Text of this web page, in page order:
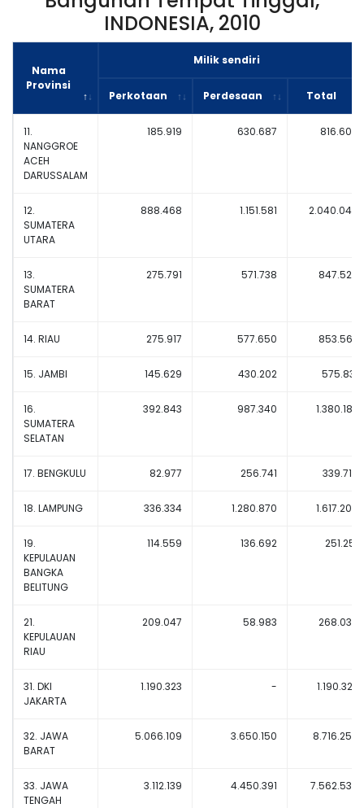
INDONESIA, 2010
Nama
Provinsi
Milik sendiri
Perkotaan Perdesaan Total
11.
NANGGROE
ACEH
DARUSSALAM
185.919 630.687 816.606
12.
SUMATERA
UTARA
888.468 1.151.581 2.040.049
13.
SUMATERA
BARAT
275.791 571.738 847.529
14. RIAU 275.917 577.650 853.567
15. JAMBI 145.629 430.202 575.831
16.
SUMATERA
SELATAN
392.843 987.340 1.380.183
17. BENGKULU 82.977 256.741 339.718
18. LAMPUNG 336.334 1.280.870 1.617.204
19.
KEPULAUAN
BANGKA
BELITUNG
114.559 136.692 251.251
21.
KEPULAUAN
RIAU
209.047 58.983 268.030
31. DKI
JAKARTA
1.190.323 - 1.190.323
32. JAWA
BARAT
5.066.109 3.650.150 8.716.259
33. JAWA
TENGAH
3.112.139 4.450.391 7.562.530